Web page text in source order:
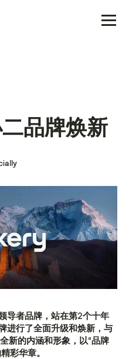
品牌焕新
导者品牌，站在第2个十年
进行了全面升级和焕新，与
新的内涵和形象，以“品牌
彩华章。